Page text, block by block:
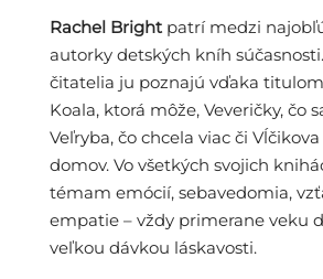
Rachel Brightpatrí medzi
autorky detských kníh
čitatelia ju poznajú vďaka titulom
Koala, ktorá môže, Veveričky, čo
Veľryba, čo chcela viac či
domov. Vo všetkých svojich
témam emócií, sebavedomia,
empatie – vždy primerane veku
veľkou dávkou láskavosti.